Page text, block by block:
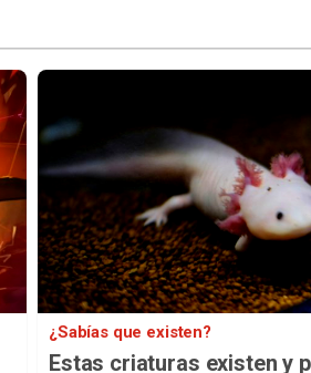
¿Sabías que existen?
Estas criaturas existen y